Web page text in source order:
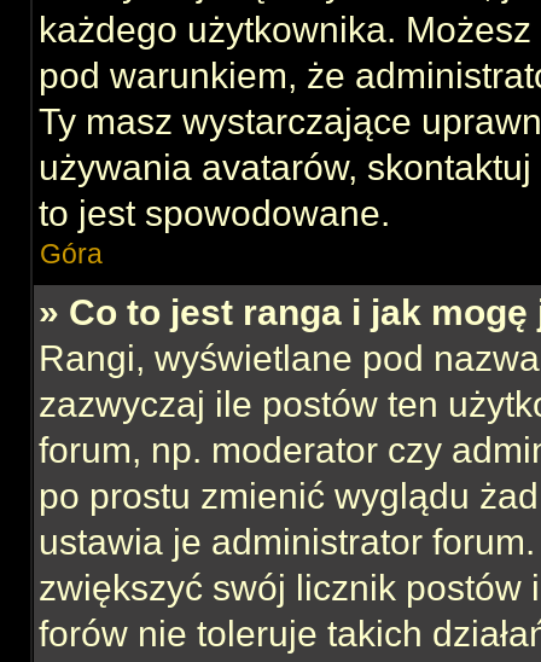
każdego użytkownika.
pod warunkiem, że
Ty masz wystarczające
używania avatarów,
to jest spowodowane.
Góra
» Co to jest ranga i jak mogę
Rangi, wyświetlane pod
zazwyczaj ile postów ten
forum, np. moderator czy
po prostu zmienić wyglądu
ustawia je administrator
zwiększyć swój licznik postów
forów nie toleruje takich